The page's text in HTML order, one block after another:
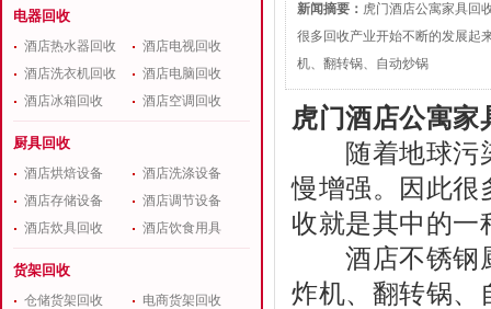
电器回收
酒店热水器回收
酒店电视回收
酒店洗衣机回收
酒店电脑回收
酒店冰箱回收
酒店空调回收
厨具回收
酒店烘焙设备
酒店洗涤设备
酒店存储设备
酒店调节设备
酒店炊具回收
酒店饮食用具
货架回收
仓储货架回收
电商货架回收
新闻摘要： 虎门酒店公寓家具回
很多回收产业开始不断的发展起
机、翻转锅、自动炒锅
虎门酒店公寓家
随着地球污染
慢增强。因此很
收就是其中的一
酒店不锈钢厨
炸机、翻转锅、